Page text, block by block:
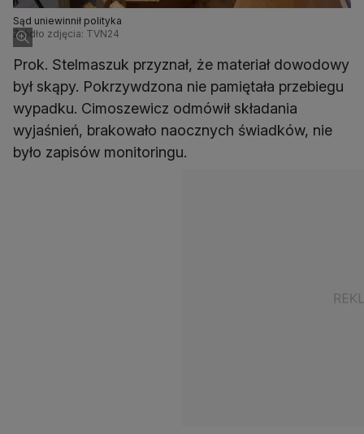
Sąd uniewinnił polityka
Źródło zdjęcia: TVN24
Prok. Stelmaszuk przyznał, że materiał dowodowy
był skąpy. Pokrzywdzona nie pamiętała przebiegu
wypadku. Cimoszewicz odmówił składania
wyjaśnień, brakowało naocznych świadków, nie